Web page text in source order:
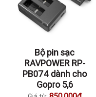
Bộ pin sạc
RAVPOWER RP-
PB074 dành cho
Gopro 5,6